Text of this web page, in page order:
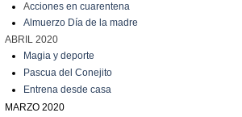
Acciones en cuarentena
Almuerzo Día de la madre
ABRIL 2020
Magia y deporte
Pascua del Conejito
Entrena desde casa
MARZO 2020